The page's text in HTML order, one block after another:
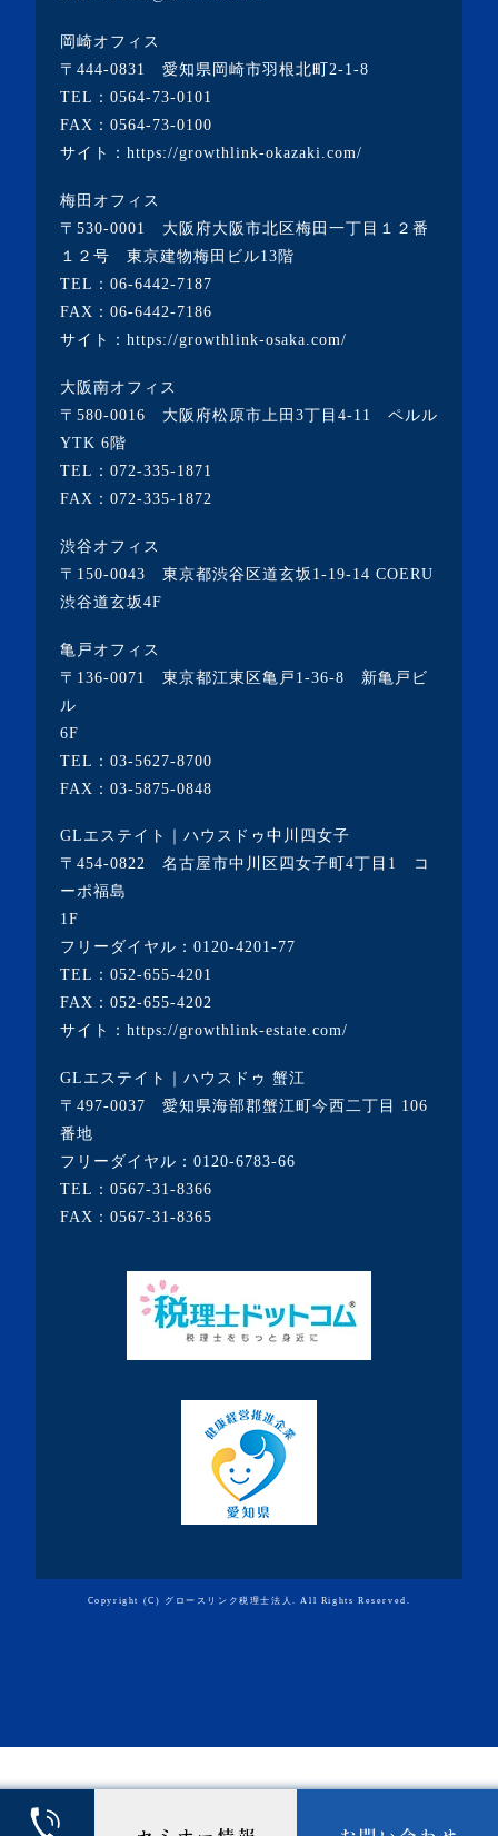
・2022年9月(1記事)
・2022年8月(1記事)
・2022年7月(2記事)
・2022年5月(1記事)
・2022年4月(2記事)
・2022年3月(3記事)
・2021年12月(2記事)
・2021年11月(7記事)
・2021年10月(3記事)
・2021年8月(6記事)
・2021年7月(3記事)
・2021年5月(2記事)
・2021年4月(4記事)
・2021年2月(3記事)
・2021年1月(3記事)
・2020年12月(7記事)
・2020年11月(5記事)
・2020年10月(3記事)
・2020年9月(8記事)
・2020年6月(9記事)
・2020年5月(5記事)
・2020年4月(3記事)
・2020年3月(7記事)
・2020年1月(3記事)
・2019年12月(7記事)
・2019年11月(7記事)
・2019年10月(10記事)
・2019年9月(7記事)
・2019年8月(10記事)
・2019年1月(3記事)
・2018年12月(6記事)
・2018年11月(7記事)
岡崎オフィス
〒444-0831 愛知県岡崎市羽根北町2-1-8
TEL： 0564-73-0101
FAX：0564-73-0100
サイト： https://growthlink-okazaki.com/
梅田オフィス
〒530-0001 大阪府大阪市北区梅田一丁目１２番
１２号 東京建物梅田ビル13階
TEL： 06-6442-7187
FAX：06-6442-7186
サイト： https://growthlink-osaka.com/
大阪南オフィス
〒580-0016 大阪府松原市上田3丁目4-11 ペルル
YTK 6階
TEL： 072-335-1871
FAX：072-335-1872
渋谷オフィス
〒150-0043 東京都渋谷区道玄坂1-19-14 COERU
渋谷道玄坂4F
亀戸オフィス
〒136-0071 東京都江東区亀戸1-36-8 新亀戸ビ
ル
6F
TEL： 03-5627-8700
FAX：03-5875-0848
GLエステイト｜ハウスドゥ中川四女子
〒454-0822 名古屋市中川区四女子町4丁目1 コ
ーポ福島
1F
フリーダイヤル： 0120-4201-77
TEL： 052-655-4201
FAX：052-655-4202
サイト： https://growthlink-estate.com/
GLエステイト｜ハウスドゥ 蟹江
〒497-0037 愛知県海部郡蟹江町今西二丁目 106
番地
フリーダイヤル： 0120-6783-66
TEL： 0567-31-8366
FAX：0567-31-8365
Copyright (C) グロースリンク税理士法人. All Rights Reserved.